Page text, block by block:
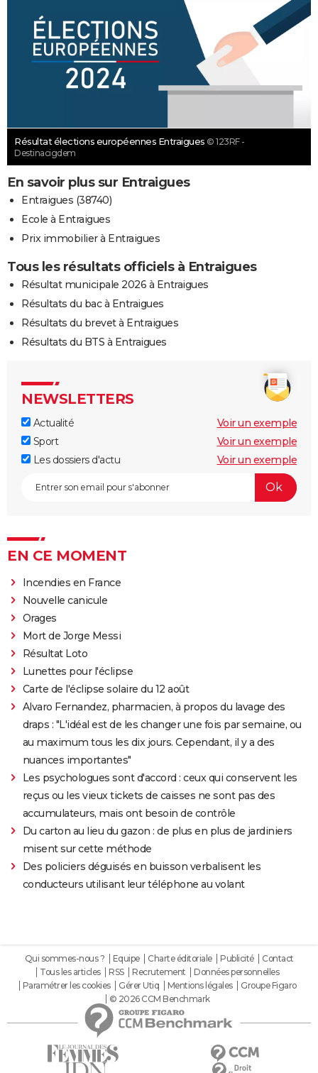
Résultat élections européennes Entraigues © 123RF -
Destinacigdem
En savoir plus sur Entraigues
Entraigues (38740)
Ecole à Entraigues
Prix immobilier à Entraigues
Tous les résultats officiels à Entraigues
Résultat municipale 2026 à Entraigues
Résultats du bac à Entraigues
Résultats du brevet à Entraigues
Résultats du BTS à Entraigues
NEWSLETTERS
Actualité
Voir un exemple
Sport
Voir un exemple
Les dossiers d'actu
Voir un exemple
EN CE MOMENT
Incendies en France
Nouvelle canicule
Orages
Mort de Jorge Messi
Résultat Loto
Lunettes pour l'éclipse
Carte de l'éclipse solaire du 12 août
Alvaro Fernandez, pharmacien, à propos du lavage des
draps : "L'idéal est de les changer une fois par semaine, ou
au maximum tous les dix jours. Cependant, il y a des
nuances importantes"
Les psychologues sont d'accord : ceux qui conservent les
reçus ou les vieux tickets de caisses ne sont pas des
accumulateurs, mais ont besoin de contrôle
Du carton au lieu du gazon : de plus en plus de jardiniers
misent sur cette méthode
Des policiers déguisés en buisson verbalisent les
conducteurs utilisant leur téléphone au volant
Qui sommes-nous ? Equipe Charte éditoriale Publicité
Contact
Tous les articles
RSS Recrutement
Données personnelles
Paramétrer les cookies
Gérer Utiq Mentions légales
Groupe Figaro
© 2026 CCM Benchmark